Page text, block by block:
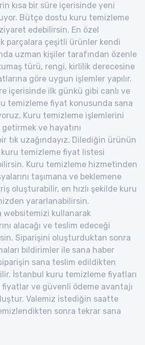
kısa bir süre içerisinde yeni
Bütçe dostu kuru temizleme
edebilirsin. En özel
parçalara çeşitli ürünler kendi
uzman kişiler tarafından özenle
türü, rengi, kirlilik derecesine
göre uygun işlemler yapılır.
içerisinde ilk günkü gibi canlı ve
temizleme fiyat konusunda sana
Kuru temizleme işlemlerini
ve hayatını
tık uzağındayız. Dilediğin ürünün
temizleme fiyat listesi
Kuru temizleme hizmetinden
taşımana ve beklemene
oluşturabilir, en hızlı şekilde kuru
yararlanabilirsin.
websitemizi kullanarak
alacağı ve teslim edeceği
Siparişini oluşturduktan sonra
bildirimler ile sana haber
sana teslim edildikten
İstanbul kuru temizleme fiyatları
ve güvenli ödeme avantajı
Valemiz istediğin saatte
sonra tekrar sana